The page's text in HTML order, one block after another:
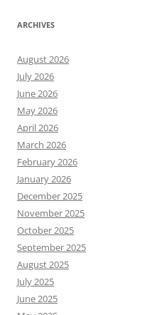
ARCHIVES
August 2026
July 2026
June 2026
May 2026
April 2026
March 2026
February 2026
January 2026
December 2025
November 2025
October 2025
September 2025
August 2025
July 2025
June 2025